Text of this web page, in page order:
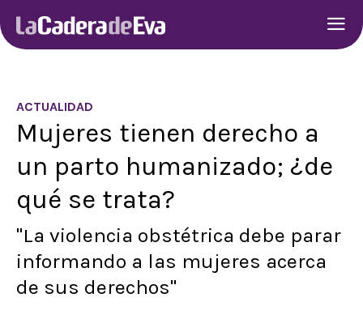
ACTUALIDAD
Mujeres tienen derecho a
un parto humanizado; ¿de
qué se trata?
"La violencia obstétrica debe parar
informando a las mujeres acerca
de sus derechos"